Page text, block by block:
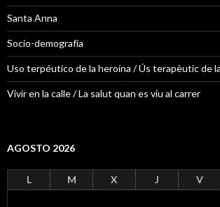
Santa Anna
Socio-demografía
Uso terpéutico de la heroína / Ús terapèutic de
Vivir en la calle / La salut quan es viu al carrer
AGOSTO 2026
L M X J V